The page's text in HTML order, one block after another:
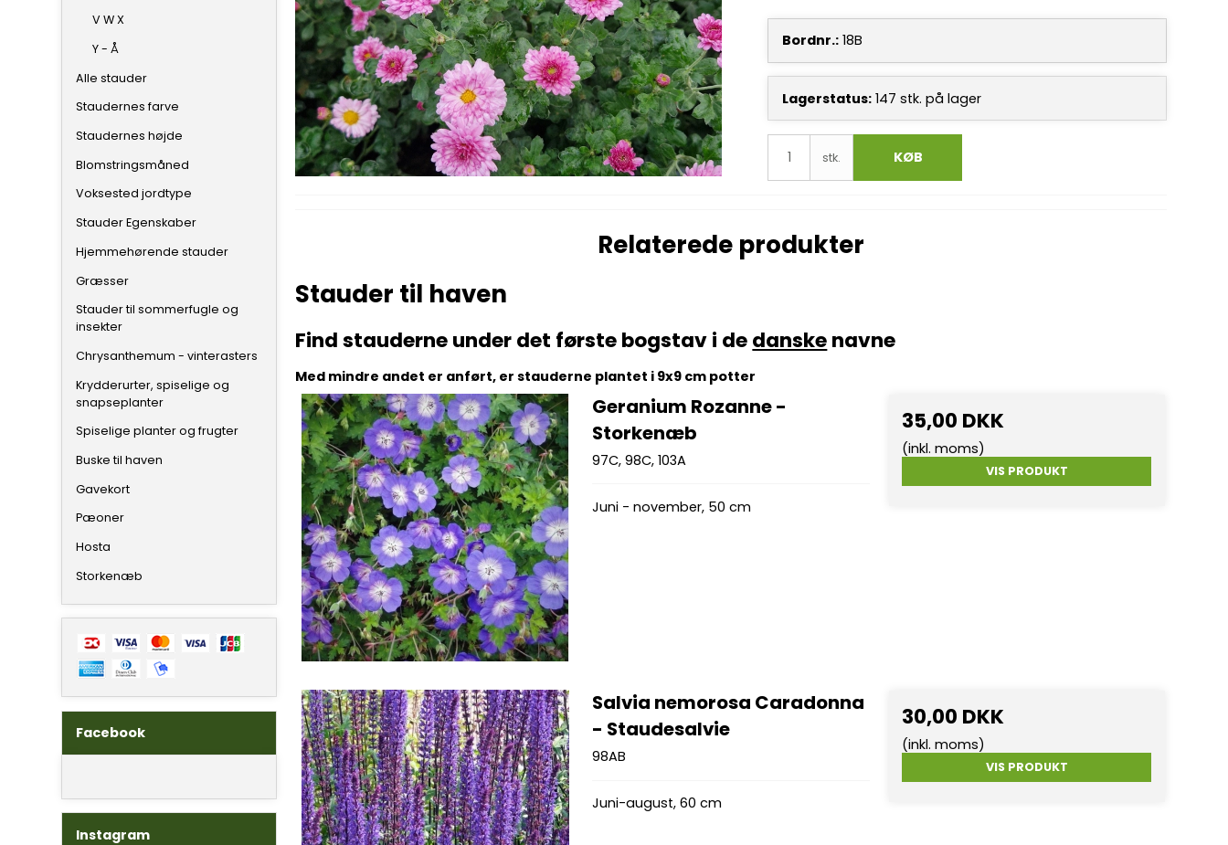
V W X
Y - Å
Alle stauder
Staudernes farve
Staudernes højde
Blomstringsmåned
Voksested jordtype
Stauder Egenskaber
Hjemmehørende stauder
Græsser
Stauder til sommerfugle og
insekter
Chrysanthemum - vinterasters
Krydderurter, spiselige og
snapseplanter
Spiselige planter og frugter
Buske til haven
Gavekort
Pæoner
Hosta
Storkenæb
Facebook
Instagram
Bordnr.: 18B
Lagerstatus: 147 stk. på lager
stk. KØB
Relaterede produkter
Stauder til haven
Find stauderne under det første bogstav i dedanskenavne
Med mindre andet er anført, er stauderne plantet i 9x9 cm potter
Geranium Rozanne -
Storkenæb
97C, 98C, 103A
Juni - november, 50 cm
35,00 DKK
(inkl. moms)
VIS PRODUKT
Salvia nemorosa Caradonna
- Staudesalvie
98AB
Juni-august, 60 cm
30,00 DKK
(inkl. moms)
VIS PRODUKT